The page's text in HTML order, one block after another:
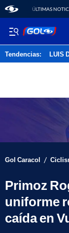
ÚLTIMAS
Tendencias: LUIS
Gol Caracol /
Primoz
uniforme
caída en